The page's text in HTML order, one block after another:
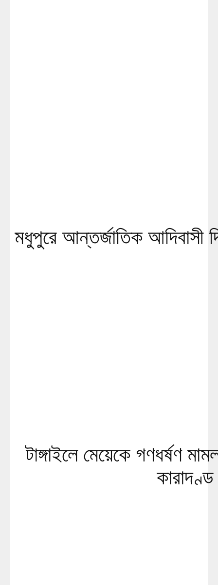
মধুপুরে আন্তর্জাতিক আদিবাসী
টাঙ্গাইলে মেয়েকে গণধর্ষণ
কারাদণ্ড